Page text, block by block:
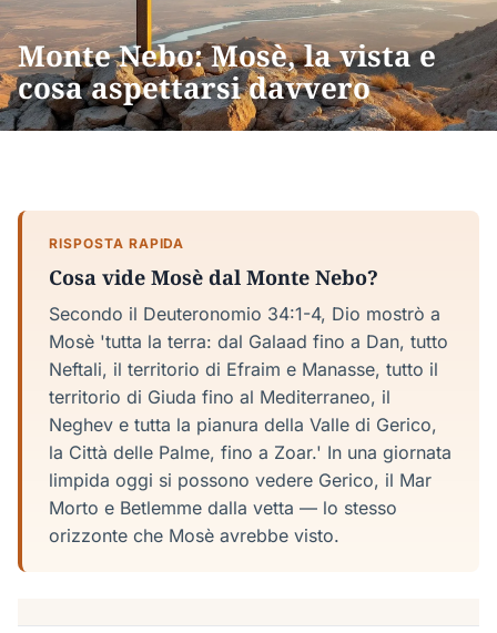
Monte Nebo: Mosè, la vista e
cosa aspettarsi davvero
RISPOSTA RAPIDA
Cosa vide Mosè dal Monte Nebo?
Secondo il Deuteronomio 34:1-4, Dio mostrò a
Mosè 'tutta la terra: dal Galaad fino a Dan, tutto
Neftali, il territorio di Efraim e Manasse, tutto il
territorio di Giuda fino al Mediterraneo, il
Neghev e tutta la pianura della Valle di Gerico,
la Città delle Palme, fino a Zoar.' In una giornata
limpida oggi si possono vedere Gerico, il Mar
Morto e Betlemme dalla vetta — lo stesso
orizzonte che Mosè avrebbe visto.